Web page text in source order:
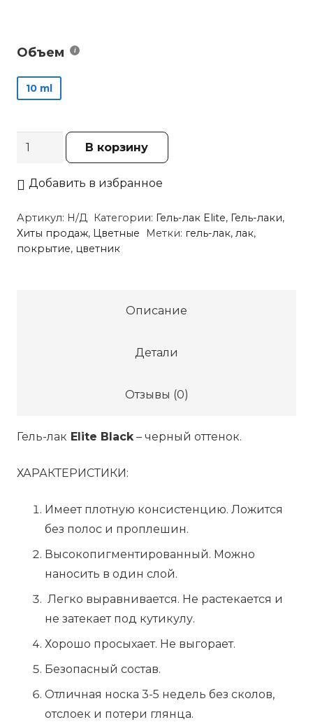
Объем
10 ml
Количество
Гель-
Elite
Black
В корзину
Добавить в избранное
Артикул: Н/Д Категории: Гель-лак Elite, Гель-лаки,
Хиты продаж, Цветные Метки: гель-лак, лак,
покрытие, цветник
Описание
Детали
Отзывы (0)
Гель-лак Elite Black– черный оттенок.
ХАРАКТЕРИСТИКИ:
Имеет плотную консистенцию. Ложится
без полос и проплешин.
Высокопигментированный. Можно
наносить в один слой.
Легко выравнивается. Не растекается и
не затекает под кутикулу.
Хорошо просыхает. Не выгорает.
Безопасный состав.
Отличная носка 3-5 недель без сколов,
отслоек и потери глянца.